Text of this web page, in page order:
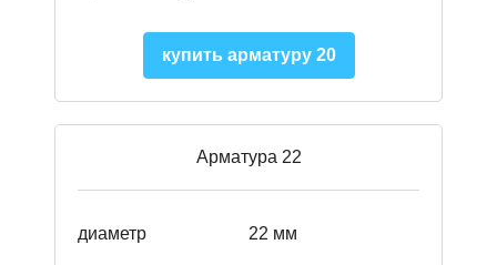
купить арматуру 20
Арматура 22
диаметр 22 мм